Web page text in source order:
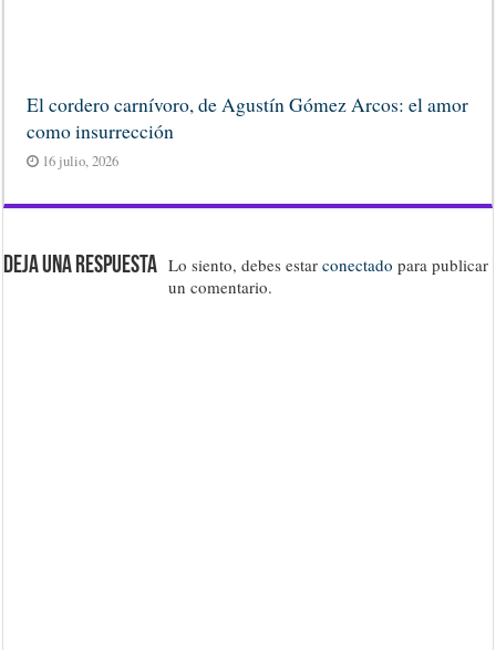
El cordero carnívoro, de Agustín Gómez Arcos: el amor
como insurrección
16 julio, 2026
Deja una respuesta Lo siento, debes estarconectado para publicar
un comentario.